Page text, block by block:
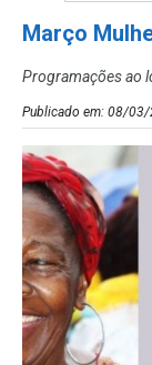
Março
Programações ao
Publicado em: 08/